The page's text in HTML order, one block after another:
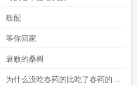
般配
等你回家
衰败的桑树
为什么没吃春药的比吃了春药的更